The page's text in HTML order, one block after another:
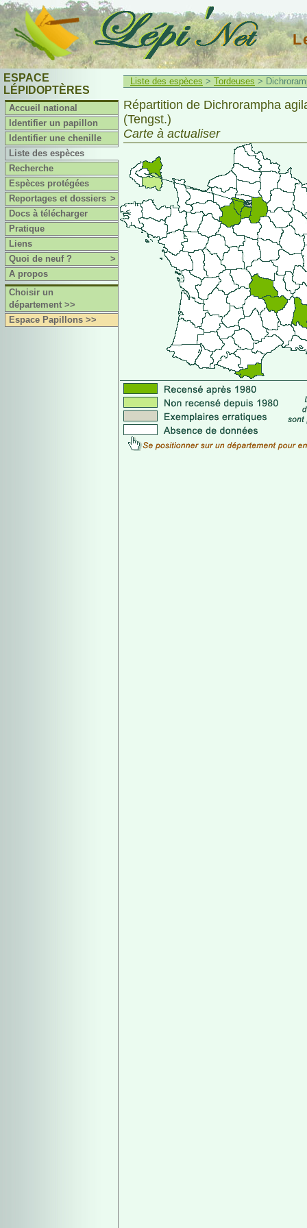
ESPACE
LÉPIDOPTÈRES
Accueil national
Identifier un papillon
Identifier une chenille
Liste des espèces
Recherche
Espèces protégées
Reportages et dossiers >
Docs à télécharger
Pratique
Liens
Quoi de neuf ?
>
A propos
Choisir un
département >>
Espace Papillons >>
Liste des espèces > Tordeuses >
Répartition de Dichrorampha
(Tengst.)
Carte à actualiser